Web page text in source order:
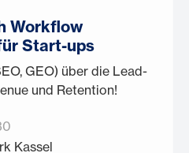
Workflow
Start-ups
GEO) über die Lead-
und Retention!
Kassel